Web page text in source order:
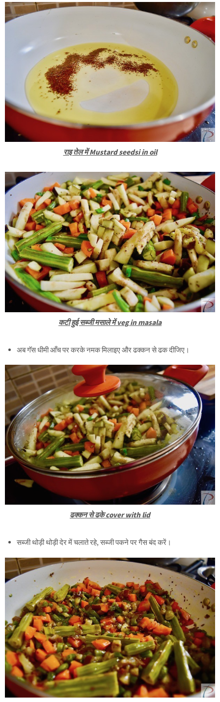
राइ तेल में Mustard seedsi in oil
कटी हुई सब्जी मसाले में veg in masala
अब गॅस धीमी आँच पर करके नमक मिलाइए और ढक्कन से ढक दीजिए।
ढक्कन से ढके cover with lid
सब्जी थोड़ी थोड़ी देर में चलाते रहे, सब्जी पकने पर गैस बंद करें।